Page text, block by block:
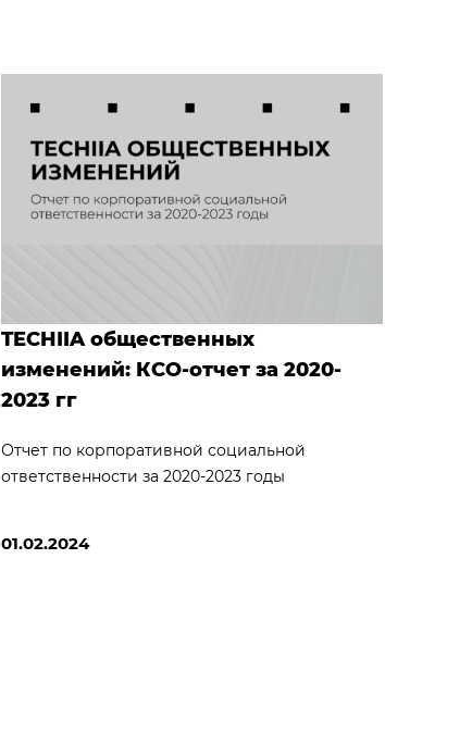
TECHIIA общественных
изменений: КСО-отчет за 2020-
2023 гг
Отчет по корпоративной социальной
ответственности за 2020-2023 годы
01.02.2024